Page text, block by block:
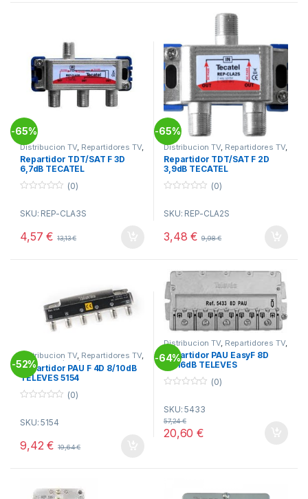
-65%
Distribucion TV, Repartidores TV,
Telecomunicacion
Repartidor TDT/SAT F 3D
6,7dB TECATEL
u
f
(0)
SKU: REP-CLA3S
4,57€ 13,13€
-65%
Distribucion TV, Repartidores TV,
Telecomunicacion
Repartidor TDT/SAT F 2D
3,9dB TECATEL
u
o
f
(0)
SKU: REP-CLA2S
3,48€ 9,98€
-52%
Distribucion TV, Repartidores TV,
Telecomunicacion
Repartidor PAU F 4D 8/10dB
TELEVES 5154
u
f
(0)
SKU: 5154
9,42€ 19,64€
-64%
Distribucion TV, Repartidores TV,
Telecomunicacion
Repartidor PAU EasyF 8D
14/16dB TELEVES
u
t
f
(0)
SKU: 5433
20,60€
57,24€